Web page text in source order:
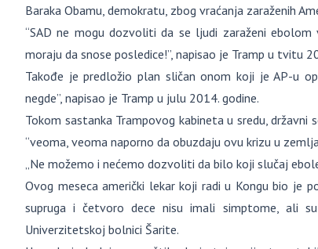
Baraka Obamu, demokratu, zbog vraćanja zaraženih
“SAD ne mogu dozvoliti da se ljudi zaraženi
moraju da snose posledice!”, napisao je Tramp u tvitu
Takođe je predložio plan sličan onom koji je AP-u
negde”, napisao je Tramp u julu 2014. godine.
Tokom sastanka Trampovog kabineta u sredu,
“veoma, veoma naporno da obuzdaju ovu krizu u
„Ne možemo i nećemo dozvoliti da bilo koji slučaj
Ovog meseca američki lekar koji radi u Kongu bio je
supruga i četvoro dece nisu imali simptome, ali
Univerzitetskoj bolnici Šarite.